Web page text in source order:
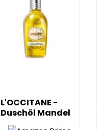
L'OCCITANE -
Duschöl Mandel
- 250 ml - In...